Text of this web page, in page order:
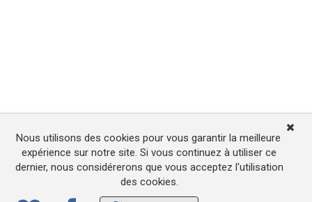
Nous utilisons des cookies pour vous garantir la meilleure
expérience sur notre site. Si vous continuez à utiliser ce
dernier, nous considérerons que vous acceptez l'utilisation
des cookies.